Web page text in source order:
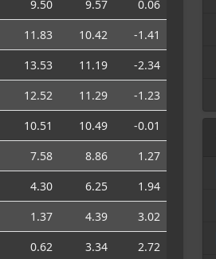
9.50 9.57
0.06
11.83 10.42
-1.41
13.53 11.19
-2.34
12.52 11.29
-1.23
10.51 10.49
-0.01
7.58 8.86
1.27
4.30 6.25
1.94
1.37 4.39
3.02
0.62 3.34
2.72